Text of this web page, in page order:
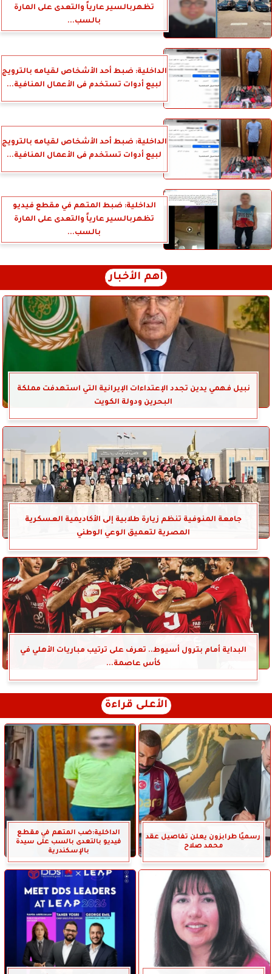
تظهربالسير عارياً والتعدى على المارة
بالسب...
الداخلية: ضبط أحد الأشخاص لقيامه بالترويج
لبيع أدوات تستخدم فى الأعمال المنافية...
الداخلية: ضبط أحد الأشخاص لقيامه بالترويج
لبيع أدوات تستخدم فى الأعمال المنافية...
الداخلية: ضبط المتهم في مقطع فيديو
تظهربالسير عارياً والتعدى على المارة
بالسب...
أهم الأخبار
نبيل فهمي يدين تجدد الإعتداءات الإيرانية التي استهدفت مملكة
البحرين ودولة الكويت
جامعة المنوفية تنظم زيارة طلابية إلى الأكاديمية العسكرية
المصرية لتعميق الوعي الوطني
البداية أمام بترول أسيوط.. تعرف على ترتيب مباريات الأهلي في
كأس عاصمة...
الأعلى قراءة
رسميًا طرابزون يعلن تفاصيل عقد
محمد صلاح
الداخلية:ضب المتهم في مقطع
فيديو بالتعدى بالسب على سيدة
بالإسكندرية